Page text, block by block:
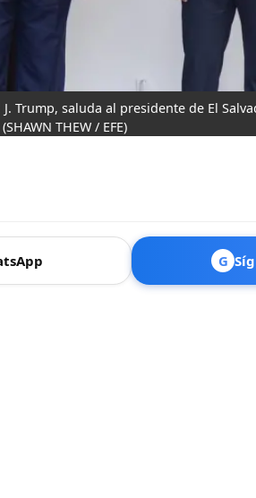
Trump, saluda al presidente de El
(SHAWN THEW / EFE)
G